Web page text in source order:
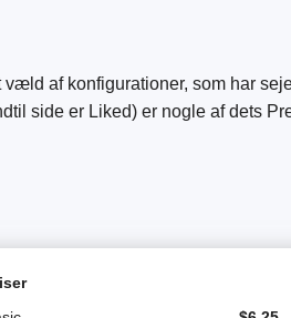
af konfigurationer, som har
side er Liked) er nogle af dets